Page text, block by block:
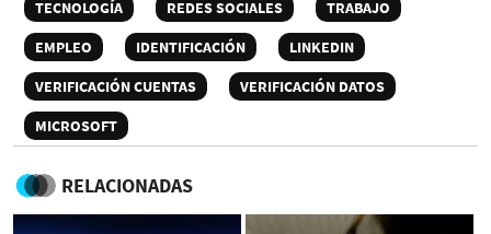
TECNOLOGÍA REDES SOCIALES
TRABAJO
EMPLEO
IDENTIFICACIÓN
LINKEDIN
VERIFICACIÓN CUENTAS
VERIFICACIÓN DATOS
MICROSOFT
RELACIONADAS